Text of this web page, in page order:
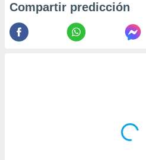
Compartir predicción